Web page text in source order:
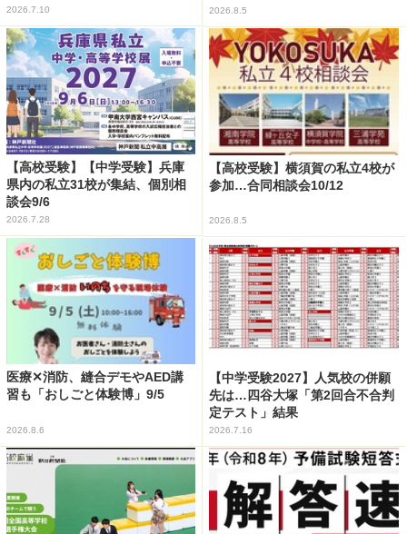
2026.7.10 2026.8.5
【高校受験】【中学受験】兵庫
県内の私立31校が集結、個別相
談会9/6
2026.7.28
【高校受験】横須賀の私立4校が
参加…合同相談会10/12
2026.8.5
医療✕消防、縫合デモやAED講
習も「おしごと体験博」9/5
2026.8.6
【中学受験2027】人気校の併願
先は…四谷大塚「第2回合不合判
定テスト」結果
2026.7.16